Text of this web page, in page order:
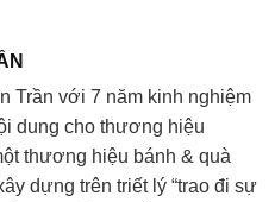
Trần với 7 năm kinh nghiệm
dung cho thương hiệu
thương hiệu bánh & quà
dựng trên triết lý “trao đi sự